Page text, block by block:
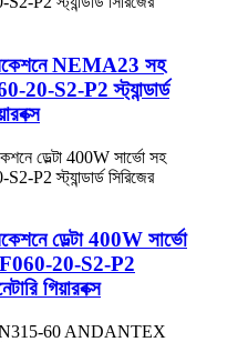
NEMA23 সহ
S2-P2 স্ট্যান্ডার্ড
ডেল্টা 400W সার্ভো
20-S2-P2
গিয়ারবক্স